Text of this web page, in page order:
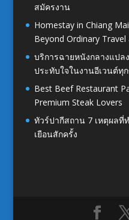
สมัครงาน
Homestay in Chiang
Beyond Ordinary
บริการฉายหนังกลางแป
ประทับใจในงานอีเวนต์ทุ
Best Beef Restaurant
Premium Steak Lovers
ทัวร์ปากีสถาน 7 เหตุผลที่
เยือนสักครั้ง